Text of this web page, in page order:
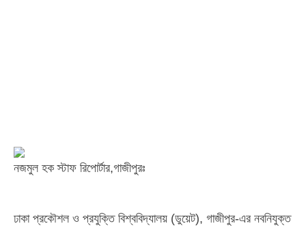
নজমুল হক স্টাফ রিপোর্টার,গাজীপুরঃ
ঢাকা প্রকৌশল ও প্রযুক্তি বিশ্ববিদ্যালয় (ডুয়েট), গাজীপুর-এর নবনিযুক্ত